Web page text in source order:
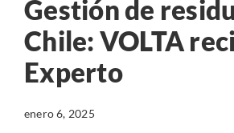
Somos VOLTA
Soluciones
Gestión de
Chile: VOLTA
Experto
enero 6, 2025